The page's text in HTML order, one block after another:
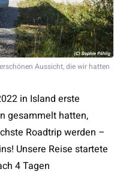
Aussicht, die wir hatten
in Island erste
gesammelt hatten,
Roadtrip werden –
Unsere Reise startete
4 Tagen